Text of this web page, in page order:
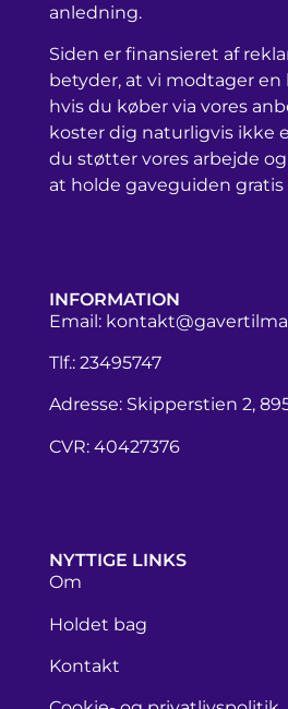
anledning.
Siden er finansieret af
betyder, at vi modtager en
hvis du køber via vores
koster dig naturligvis ikke
du støtter vores arbejde
at holde gaveguiden gratis
INFORMATION
Email:
Tlf.: 23495747
Adresse: Skipperstien 2,
CVR: 40427376
NYTTIGE LINKS
Om
Holdet bag
Kontakt